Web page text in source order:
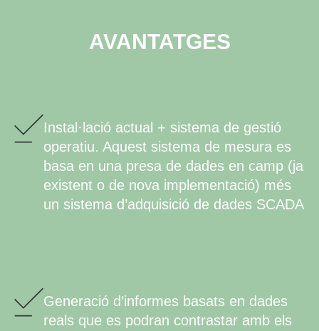
AVANTATGES
Instal·lació actual + sistema de gestió
operatiu. Aquest sistema de mesura es
basa en una presa de dades en camp (ja
existent o de nova implementació) més
un sistema d’adquisició de dades SCADA
Generació d’informes basats en dades
reals que es podran contrastar amb els